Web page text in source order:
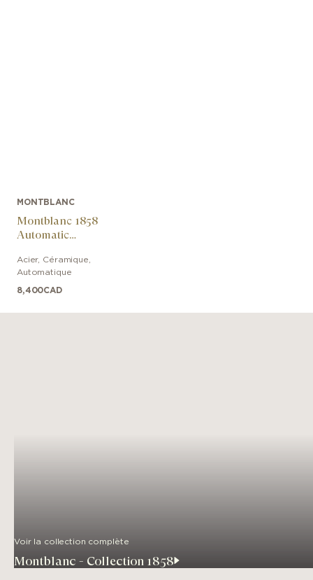
MONTBLANC
Montblanc 1858
Automatic
0 Oxygen The 8000
Acier, Céramique
Automatique
8,400CAD
Voir la collection complète
Montblanc - Collection 1858